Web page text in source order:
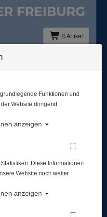
0 Artikel
verfügbar
Funktionen und
Website dringend
anzeigen
Diese Informationen
Website noch weiter
anzeigen